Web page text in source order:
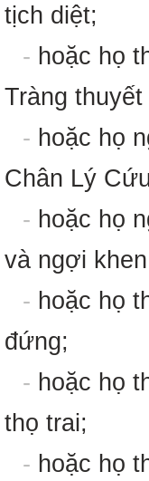
tịch diệt;
- hoặc họ
Tràng
- hoặc họ
Chân Lý
- hoặc họ
và ngợi
- hoặc họ
đứng;
- hoặc họ
thọ trai;
- hoặc họ